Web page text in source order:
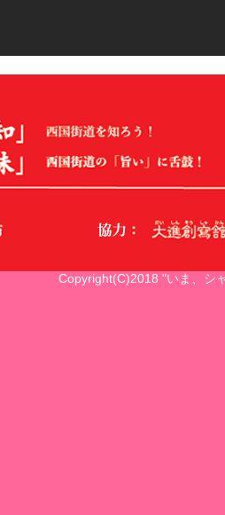
Copyright(C)2018 "いま、シ